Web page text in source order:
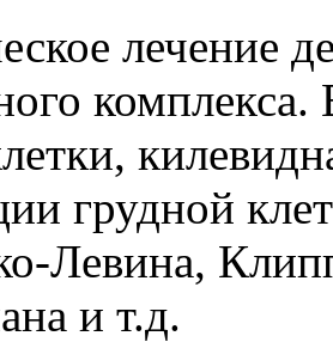
лечение
грудной
Левина,
и т.д.